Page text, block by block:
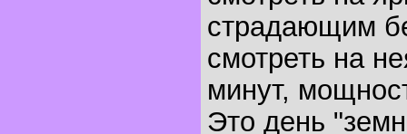
страдающим
смотреть на
минут,
Это день